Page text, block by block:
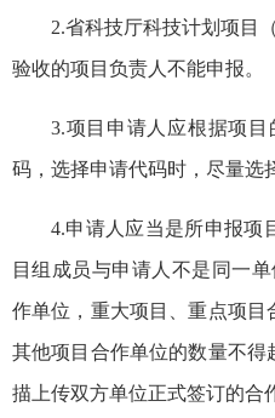
2.省科技厅科技计划项目
验收的项目负责人不能申报。
3.项目申请人应根据项
码，选择申请代码时，尽量选
4.申请人应当是所申报项
目组成员与申请人不是同一
作单位，重大项目、重点项目
其他项目合作单位的数量不得
描上传双方单位正式签订的合